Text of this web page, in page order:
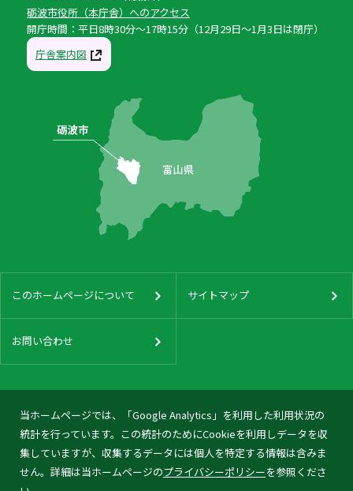
当ホームページでは、「Google Analytics」を利用した利用状況の
統計を行っています。この統計のためにCookieを利用しデータを収
集していますが、収集するデータには個人を特定する情報は含みま
せん。詳細は当ホームページのプライバシーポリシーを参照くださ
砺波市役所（本庁舎）へのアクセス
開庁時間：平日8時30分〜17時15分（12月29日〜1月3日は閉庁）
庁舎案内図
このホームページについて サイトマップ
お問い合わせ